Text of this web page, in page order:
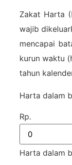
Zakat Harta
wajib
mencapai
kurun waktu
tahun
Harta dalam
Rp.
Harta dalam